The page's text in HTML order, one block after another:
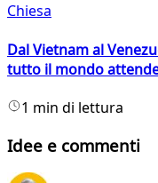
Chiesa
Dal Vietnam al
tutto il mondo
1 min di lettura
Idee e commenti